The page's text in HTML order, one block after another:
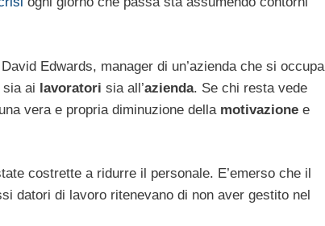
Edwards, manager di un’azienda che si occupa
ai lavoratori sia all’azienda. Se chi resta vede
vera e propria diminuzione della motivazione e
costrette a ridurre il personale. E’emerso che il
datori di lavoro ritenevano di non aver gestito nel